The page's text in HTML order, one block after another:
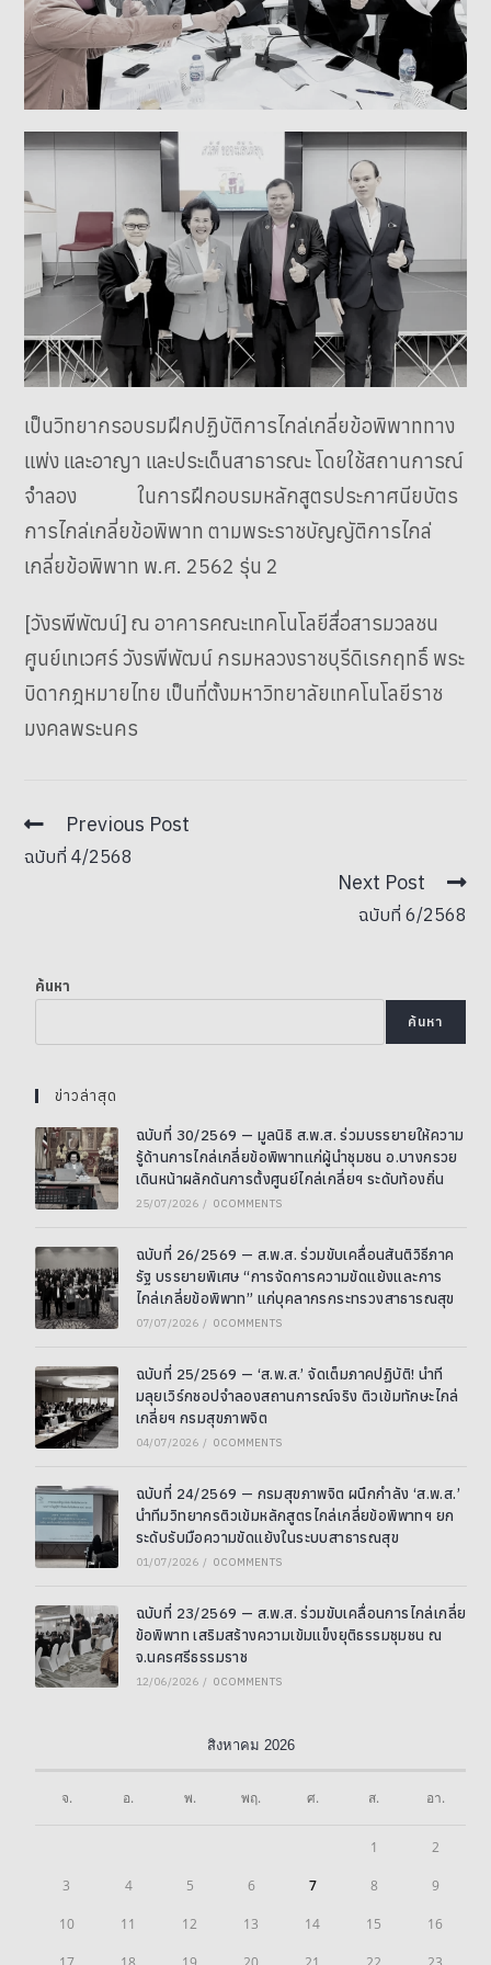
เป็นวิทยากรอบรมฝึกปฏิบัติการไกล่เกลี่ยข้อพิพาททาง
แพ่ง และอาญา และประเด็นสาธารณะ โดยใช้สถานการณ์
จำลอง ในการฝึกอบรมหลักสูตรประกาศนียบัตร
การไกล่เกลี่ยข้อพิพาท ตามพระราชบัญญัติการไกล่
เกลี่ยข้อพิพาท พ.ศ. 2562 รุ่น 2
[วังรพีพัฒน์] ณ อาคารคณะเทคโนโลยีสื่อสารมวลชน
ศูนย์เทเวศร์ วังรพีพัฒน์ กรมหลวงราชบุรีดิเรกฤทธิ์ พระ
บิดากฎหมายไทย เป็นที่ตั้งมหาวิทยาลัยเทคโนโลยีราช
มงคลพระนคร
Previous Post
ฉบับที่ 4/2568
Next Post
ฉบับที่ 6/2568
ค้นหา
ค้นหา
ข่าวล่าสุด
ฉบับที่ 30/2569 — มูลนิธิ ส.พ.ส. ร่วมบรรยายให้ความ
รู้ด้านการไกล่เกลี่ยข้อพิพาทแก่ผู้นำชุมชน อ.บางกรวย
เดินหน้าผลักดันการตั้งศูนย์ไกล่เกลี่ยฯ ระดับท้องถิ่น
25/07/2026 / 0 COMMENTS
ฉบับที่ 26/2569 — ส.พ.ส. ร่วมขับเคลื่อนสันติวิธีภาค
รัฐ บรรยายพิเศษ “การจัดการความขัดแย้งและการ
ไกล่เกลี่ยข้อพิพาท” แก่บุคลากรกระทรวงสาธารณสุข
07/07/2026 / 0 COMMENTS
ฉบับที่ 25/2569 — ‘ส.พ.ส.’ จัดเต็มภาคปฏิบัติ! นำที
มลุยเวิร์กชอปจำลองสถานการณ์จริง ติวเข้มทักษะไกล่
เกลี่ยฯ กรมสุขภาพจิต
04/07/2026 / 0 COMMENTS
ฉบับที่ 24/2569 — กรมสุขภาพจิต ผนึกกำลัง ‘ส.พ.ส.’
นำทีมวิทยากรติวเข้มหลักสูตรไกล่เกลี่ยข้อพิพาทฯ ยก
ระดับรับมือความขัดแย้งในระบบสาธารณสุข
01/07/2026 / 0 COMMENTS
ฉบับที่ 23/2569 — ส.พ.ส. ร่วมขับเคลื่อนการไกล่เกลี่ย
ข้อพิพาท เสริมสร้างความเข้มแข็งยุติธรรมชุมชน ณ
จ.นครศรีธรรมราช
12/06/2026 / 0 COMMENTS
สิงหาคม 2026
จ. อ. พ. พฤ. ศ. ส. อา.
1 2
3 4 5 6 7 8 9
10 11 12 13 14 15 16